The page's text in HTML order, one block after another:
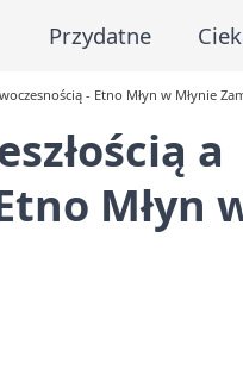
Przydatne
- Etno Młyn w Młynie
a
Młyn